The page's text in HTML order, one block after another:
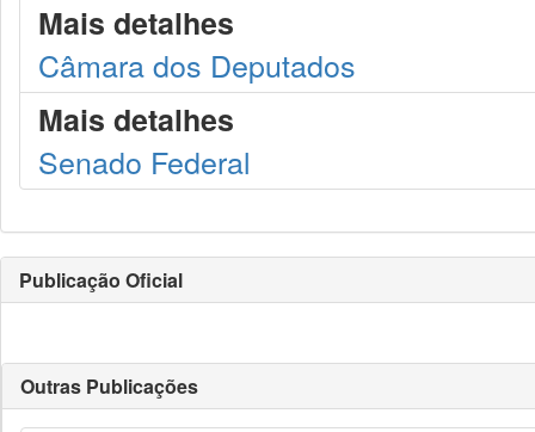
Mais detalhes
Câmara dos Deputados
Mais detalhes
Senado Federal
Publicação Oficial
Outras Publicações